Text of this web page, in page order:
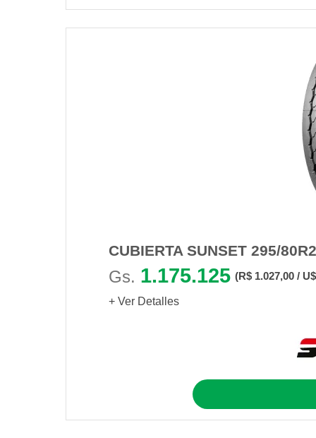
CUBIERTA SUNSET 295/
Gs. 1.175.125 (R$ 1.027,00 /
+ Ver Detalles